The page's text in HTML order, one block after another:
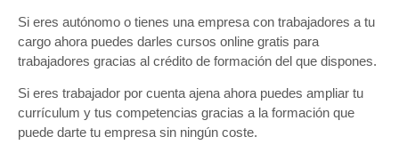
Si eres autónomo o tienes una empresa con trabajadores a tu
cargo ahora puedes darles cursos online gratis para
trabajadores gracias al crédito de formación del que dispones.
Si eres trabajador por cuenta ajena ahora puedes ampliar tu
currículum y tus competencias gracias a la formación que
puede darte tu empresa sin ningún coste.